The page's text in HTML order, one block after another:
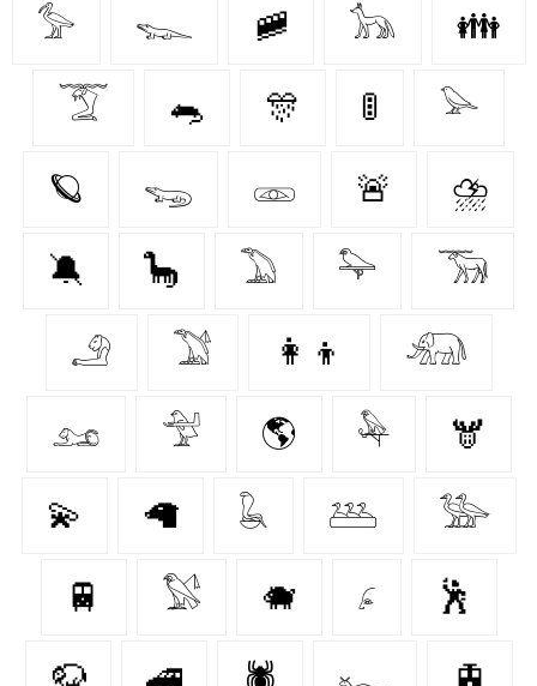
𓅞 𓆊 🚞 𓃥 👪
𓄆 🐀 🎊 🚦 𓅪
🪐 𓆌 𓁽 🚨 ⛈️
🔕 🦕 𓅐 𓅍 𓃞
𓄂 𓅑 👩‍👦 𓃰
𓃭 𓅴 🌎 𓅆 🫎
💫 🦙 𓆘 𓅹 𓅺
🚆 𓅄 🐗 𓂊 🕺